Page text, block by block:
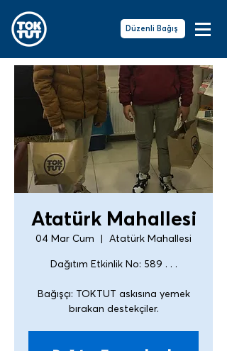
Düzenli Bağış
Atatürk Mahallesi
04 Mar Cum Atatürk Mahallesi
Dağıtım Etkinlik No: 589 . . .
Bağışçı: TOKTUT askısına yemek